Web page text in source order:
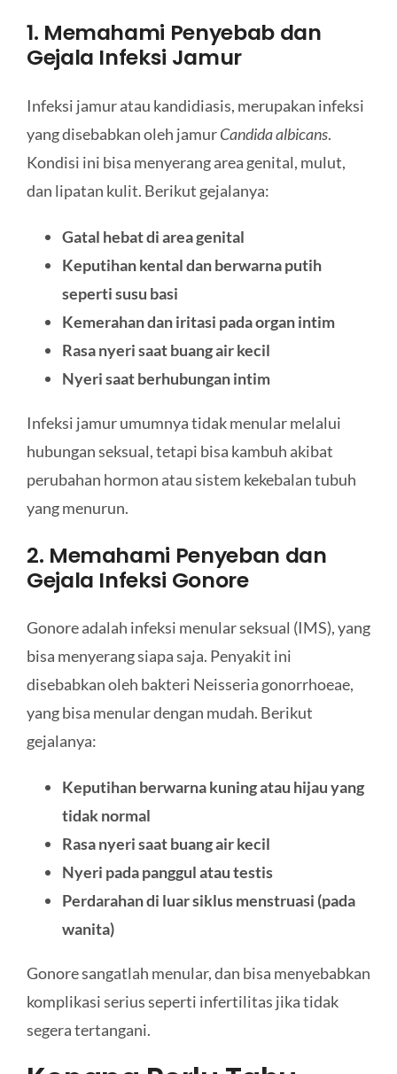
1. Memahami Penyebab dan
Gejala Infeksi Jamur
Infeksi jamur atau kandidiasis, merupakan infeksi
yang disebabkan oleh jamurCandida albicans.
Kondisi ini bisa menyerang area genital, mulut,
dan lipatan kulit. Berikut gejalanya:
Gatal hebat di area genital
Keputihan kental dan berwarna putih
seperti susu basi
Kemerahan dan iritasi pada organ intim
Rasa nyeri saat buang air kecil
Nyeri saat berhubungan intim
Infeksi jamur umumnya tidak menular melalui
hubungan seksual, tetapi bisa kambuh akibat
perubahan hormon atau sistem kekebalan tubuh
yang menurun.
2. Memahami Penyeban dan
Gejala Infeksi Gonore
Gonore adalah infeksi menular seksual (IMS), yang
bisa menyerang siapa saja. Penyakit ini
disebabkan oleh bakteri Neisseria gonorrhoeae,
yang bisa menular dengan mudah. Berikut
gejalanya:
Keputihan berwarna kuning atau hijau yang
tidak normal
Rasa nyeri saat buang air kecil
Nyeri pada panggul atau testis
Perdarahan di luar siklus menstruasi (pada
wanita)
Gonore sangatlah menular, dan bisa menyebabkan
komplikasi serius seperti infertilitas jika tidak
segera tertangani.